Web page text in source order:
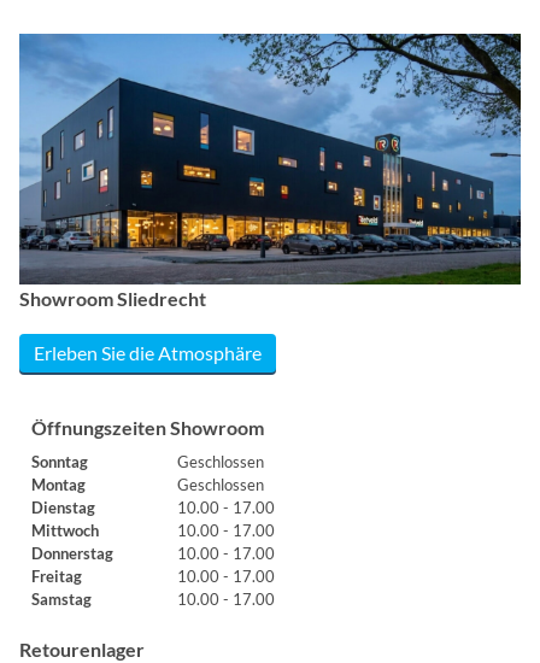
Showroom Sliedrecht
Erleben Sie die Atmosphäre
Öffnungszeiten Showroom
Sonntag
Geschlossen
Montag
Geschlossen
Dienstag
10.00 - 17.00
Mittwoch
10.00 - 17.00
Donnerstag
10.00 - 17.00
Freitag
10.00 - 17.00
Samstag
10.00 - 17.00
Retourenlager